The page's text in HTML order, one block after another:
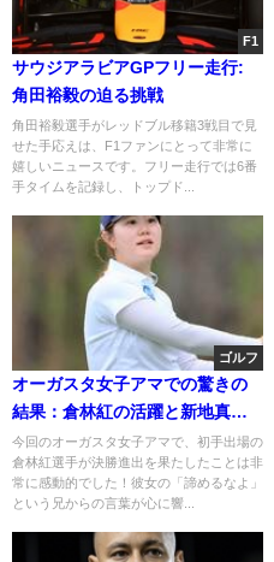
F1
サウジアラビアGPフリー走行:
角田裕毅の迫る挑戦
角田裕毅選手がレッドブル移籍3戦目で見
せた手応えは、F1ファンにとって非常に
嬉しいニュースです。フリー走行では6番
手タイムを記録し、トップド...
ゴルフ
オーガスタ女子アマでの驚きの
結果：倉林紅の活躍と新地真美
夏の決勝進出
今回のオーガスタ女子アマで、初手出場の
倉林紅選手が決勝進出を果たしたことは非
常に感動的でした！彼女の「諦めるなよ」
という兄からの言葉が心に響...